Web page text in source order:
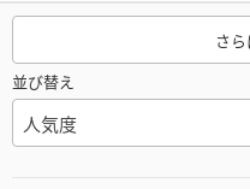
さ
並び替え
人気度